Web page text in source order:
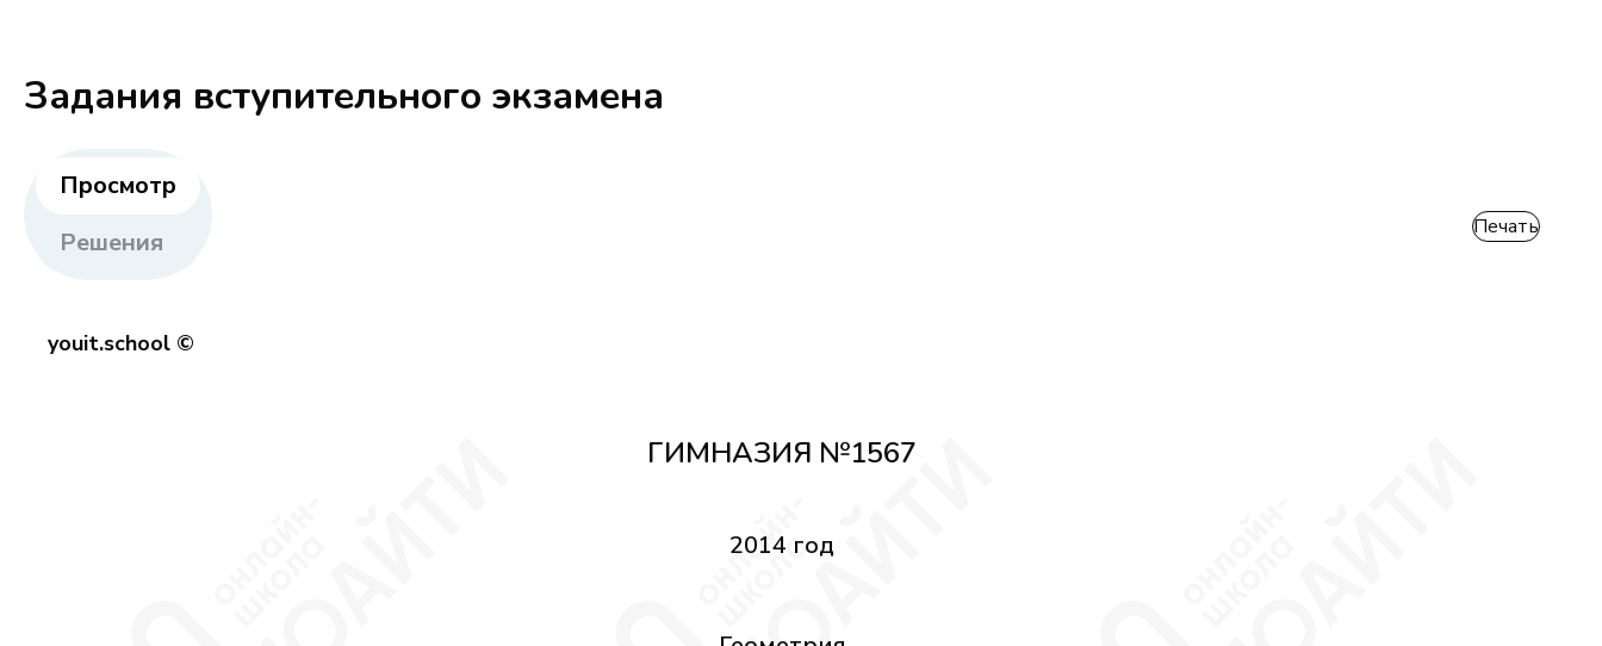
Задания вступительного экзамена
Просмотр
Решения
Печать
youit.school ©
ГИМНАЗИЯ №1567
2014 год